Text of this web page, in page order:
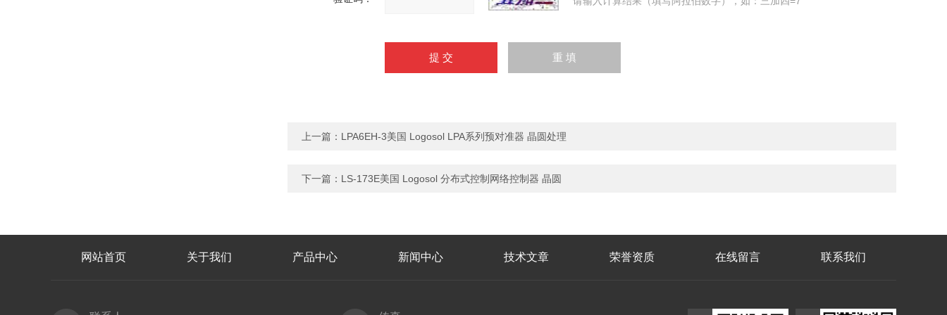
上一篇： LPA6EH-3美国 Logosol LPA系列预对准器 晶圆处理
下一篇： LS-173E美国 Logosol 分布式控制网络控制器 晶圆
网站首页 关于我们 产品中心 新闻中心 技术文章 荣誉资质 在线留言 联系我们